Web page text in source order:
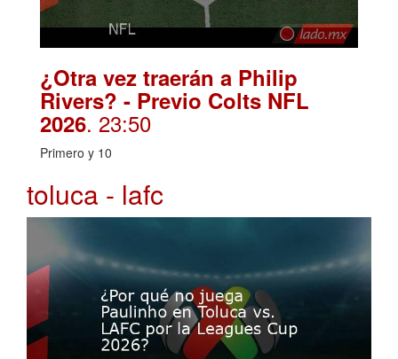
¿Otra vez traerán a Philip
Rivers? - Previo Colts NFL
2026. 23:50
Primero y 10
toluca - lafc